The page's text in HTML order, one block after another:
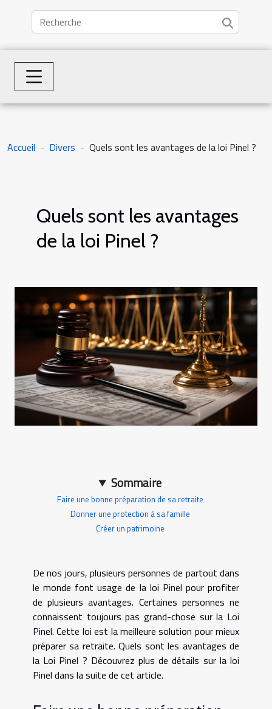
Accueil Divers Quels sont les avantages de la loi Pinel ?
Quels sont les avantages
de la loi Pinel ?
Sommaire
Faire une bonne préparation de sa retraite
Donner une protection à sa famille
Créer un patrimoine
De nos jours, plusieurs personnes de partout dans
le monde font usage de la loi Pinel pour profiter
de plusieurs avantages. Certaines personnes ne
connaissent toujours pas grand-chose sur la Loi
Pinel. Cette loi est la meilleure solution pour mieux
préparer sa retraite. Quels sont les avantages de
la Loi Pinel ? Découvrez plus de détails sur la loi
Pinel dans la suite de cet article.